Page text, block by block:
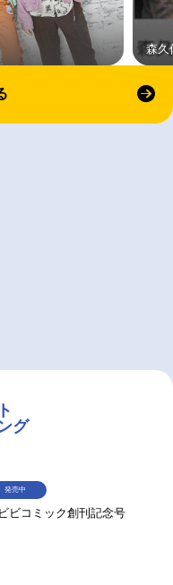
森久
グ
ビコミック創刊記念号
発売中